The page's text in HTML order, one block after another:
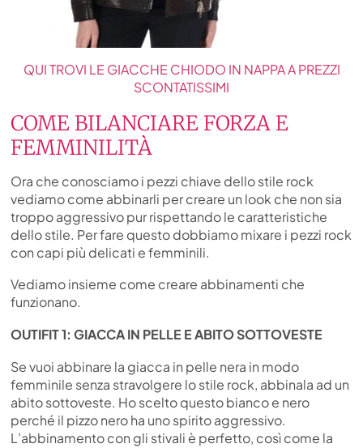
QUI TROVI LE GIACCHE CHIODO IN NAPPA A PREZZI
SCONTATISSIMI
COME BILANCIARE FORZA E
FEMMINILITÀ
Ora che conosciamo i pezzi chiave dello stile rock
vediamo come abbinarli per creare un look che non sia
troppo aggressivo pur rispettando le caratteristiche
dello stile. Per fare questo dobbiamo mixare i pezzi rock
con capi più delicati e femminili.
Vediamo insieme come creare abbinamenti che
funzionano.
OUTIFIT 1: GIACCA IN PELLE E ABITO SOTTOVESTE
Se vuoi abbinare la giacca in pelle nera in modo
femminile senza stravolgere lo stile rock, abbinala ad un
abito sottoveste. Ho scelto questo bianco e nero
perché il pizzo nero ha uno spirito aggressivo.
L’abbinamento con gli stivali è perfetto, così come la